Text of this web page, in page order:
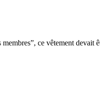
ce vêtement devait